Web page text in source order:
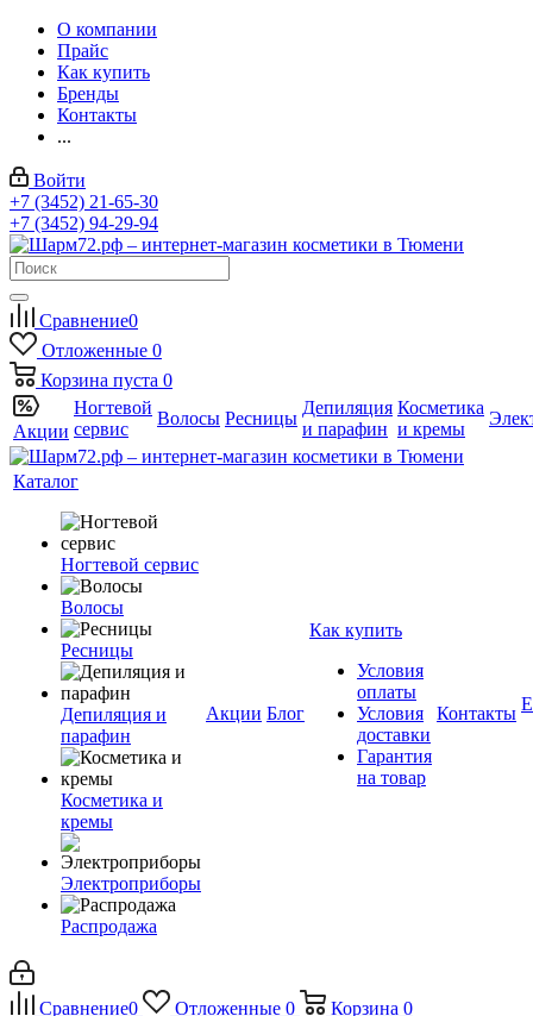
О компании
Прайс
Как купить
Бренды
Контакты
...
Войти
+7 (3452) 21-65-30
+7 (3452) 94-29-94
Сравнение0
Отложенные 0
Корзина пуста 0
Акции
Ногтевой
сервис
Волосы Ресницы
Депиляция
и парафин
Косметика
и кремы
Каталог
Ногтевой сервис
Волосы
Ресницы
Депиляция и
парафин
Косметика и
кремы
Электроприборы
Распродажа
Акции Блог
Как купить
Условия
оплаты
Условия
доставки
Гарантия
на товар
Контакты
Сравнение0 Отложенные 0 Корзина 0